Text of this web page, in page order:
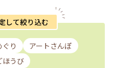
して絞り込む
ぐり
アートさんぽ
ほうび